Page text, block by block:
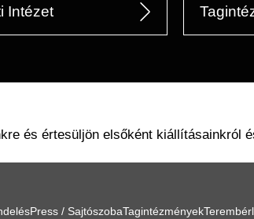
Intézet
és értesüljön elsőként kiállításainkról
Press / SajtószobaTagintézmények